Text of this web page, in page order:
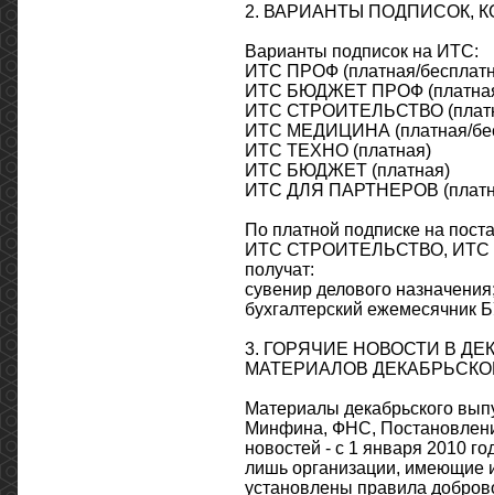
2. ВАРИАНТЫ ПОДПИСОК,
Варианты подписок на ИТС:
ИТС ПРОФ (платная/
ИТС БЮДЖЕТ ПРОФ
ИТС СТРОИТЕЛЬСТВО
ИТС МЕДИЦИНА (платная/
ИТС ТЕХНО (платная)
ИТС БЮДЖЕТ (платная)
ИТС ДЛЯ ПАРТНЕРОВ
По платной подписке на
ИТС СТРОИТЕЛЬСТВО, ИТС
получат:
сувенир делового
бухгалтерский
3. ГОРЯЧИЕ НОВОСТИ В
МАТЕРИАЛОВ
Материалы декабрьского
Минфина, ФНС,
новостей - с 1 января 2010
лишь организации, имеющие
установлены правила